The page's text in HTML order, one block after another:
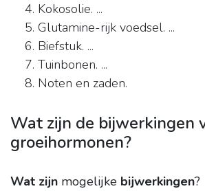
Kokosolie. ...
Glutamine-rijk voedsel. ...
Biefstuk. ...
Tuinbonen. ...
Noten en zaden.
Wat zijn de bijwerkingen
groeihormonen?
Wat zijn mogelijke bijwerkingen?